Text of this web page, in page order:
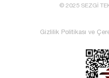
© 2025 SEZGİ
Gizlilik Politikası ve